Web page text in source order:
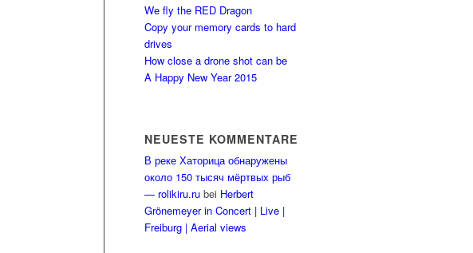
We fly the RED Dragon
Copy your memory cards to hard
drives
How close a drone shot can be
A Happy New Year 2015
NEUESTE KOMMENTARE
В реке Хаторица обнаружены
около 150 тысяч мёртвых рыб
— rolikiru.ru bei Herbert
Grönemeyer in Concert | Live |
Freiburg | Aerial views